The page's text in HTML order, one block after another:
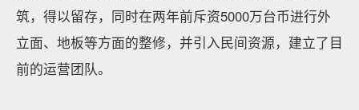
筑，得以留存，同时在两年前斥资5000万台币进行外
立面、地板等方面的整修，并引入民间资源，建立了目
前的运营团队。